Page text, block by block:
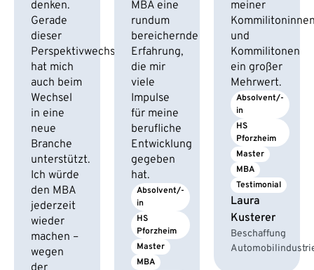
denken.
Gerade
dieser
Perspektivwechsel
hat mich
auch beim
Wechsel
in eine
neue
Branche
unterstützt.
Ich würde
den MBA
jederzeit
wieder
machen –
wegen
MBA eine
rundum
bereichernde
Erfahrung,
die mir
viele
Impulse
für meine
berufliche
Entwicklung
gegeben
hat.
Absolvent/-
in
HS
Pforzheim
Master
MBA
meiner
und
Kommilitonen
ein großer
Mehrwert.
Absolvent/-
in
HS
Pforzheim
Master
MBA
Testimonial
Laura
Kusterer
Beschaffung